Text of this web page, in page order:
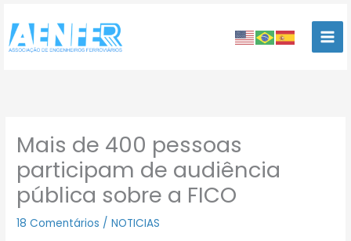
para
conteúdo
Mais de 400 pessoas
participam de audiência
pública sobre a FICO
18 Comentários /NOTICIAS